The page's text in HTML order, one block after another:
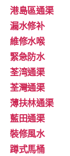
港島區通渠
漏水修补
維修水喉
緊急防水
荃湾通渠
荃灣通渠
薄扶林通渠
藍田通渠
裝修風水
蹲式馬桶